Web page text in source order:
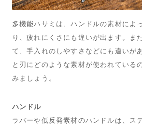
多機能ハサミは、ハンドルの素材によ
り、疲れにくさにも違いが出ます。ま
て、手入れのしやすさなどにも違いが
と刃にどのような素材が使われている
みましょう。
ハンドル
ラバーや低反発素材のハンドルは、ス